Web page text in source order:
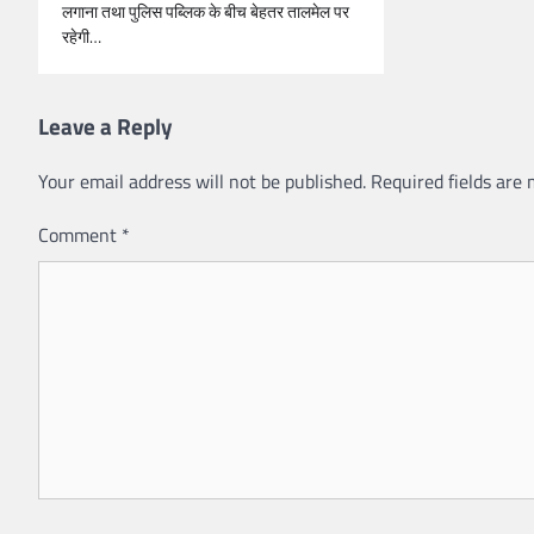
लगाना तथा पुलिस पब्लिक के बीच बेहतर तालमेल पर
रहेगी…
Leave a Reply
Your email address will not be published. Required fields are
Comment *